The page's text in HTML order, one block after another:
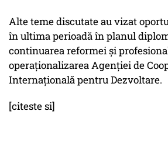
Alte teme discutate au vizat
în ultima perioadă în planul
continuarea reformei şi
operaţionalizarea Agenţiei de
Internaţională pentru Dezvoltare.
[citeste si]